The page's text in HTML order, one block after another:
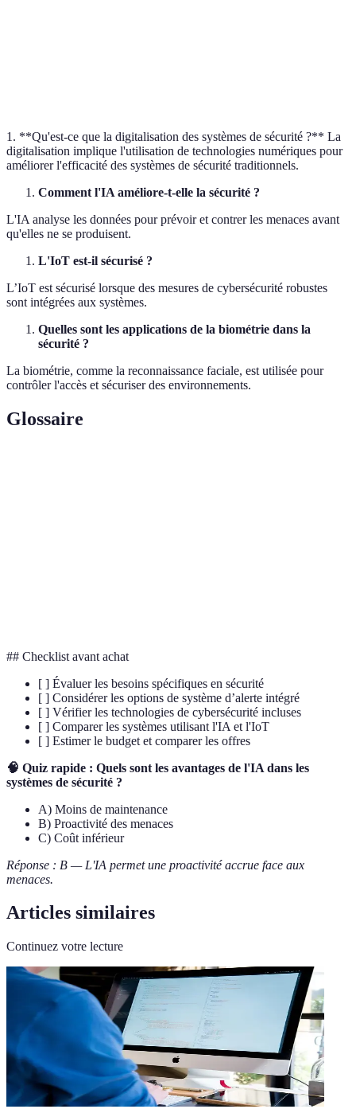
1. **Qu'est-ce que la digitalisation des systèmes de sécurité ?** La
digitalisation implique l'utilisation de technologies numériques pour
améliorer l'efficacité des systèmes de sécurité traditionnels.
Comment l'IA améliore-t-elle la sécurité ?
L'IA analyse les données pour prévoir et contrer les menaces avant
qu'elles ne se produisent.
L'IoT est-il sécurisé ?
L’IoT est sécurisé lorsque des mesures de cybersécurité robustes
sont intégrées aux systèmes.
Quelles sont les applications de la biométrie dans la
sécurité ?
La biométrie, comme la reconnaissance faciale, est utilisée pour
contrôler l'accès et sécuriser des environnements.
Glossaire
## Checklist avant achat
[ ] Évaluer les besoins spécifiques en sécurité
[ ] Considérer les options de système d’alerte intégré
[ ] Vérifier les technologies de cybersécurité incluses
[ ] Comparer les systèmes utilisant l'IA et l'IoT
[ ] Estimer le budget et comparer les offres
🧠 Quiz rapide : Quels sont les avantages de l'IA dans les
systèmes de sécurité ?
A) Moins de maintenance
B) Proactivité des menaces
C) Coût inférieur
Réponse : B — L'IA permet une proactivité accrue face aux
menaces.
Articles similaires
Continuez votre lecture